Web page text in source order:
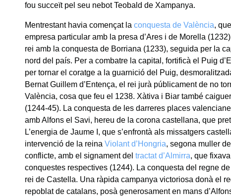
fou succeït pel seu nebot Teobald de Xampanya.
Mentrestant havia començat laconquesta de València,
empresa particular amb la presa d’Ares i de Morella
rei amb la conquesta de Borriana (1233), seguida per la
nord del país. Per a combatre la capital, fortificà el Puig
per tornar el coratge a la guarnició del Puig,
Bernat Guillem d’Entença, el rei jurà públicament de no
València, cosa que feu el 1238. Xàtiva i Biar també
(1244-45). La conquesta de les darreres places
amb Alfons el Savi, hereu de la corona castellana, que
L’energia de Jaume I, que s’enfrontà als missatgers
intervenció de la reinaViolant d’Hongria, segona muller
conflicte, amb el signament deltractat d’Almirra, que
conquestes respectives (1244). La conquesta del regne
rei de Castella. Una ràpida campanya victoriosa donà el
repoblat de catalans, posà generosament en mans